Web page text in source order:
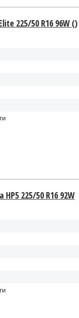
225/50 R16 96W ()
225/50 R16 92W